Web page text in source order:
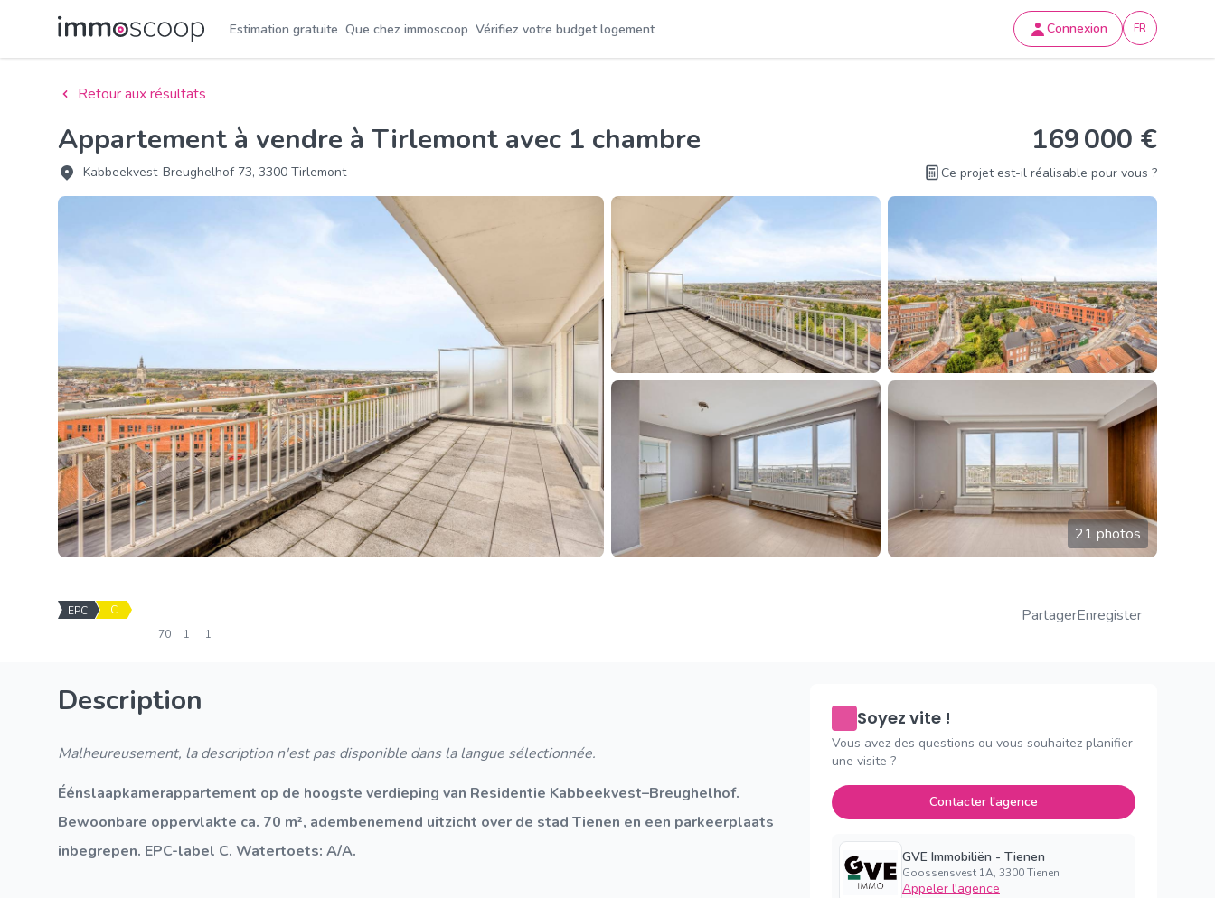
Estimation gratuite Que chez immoscoop Vérifiez votre budget logement Connexion FR
Retour aux résultats
Appartement à vendre à Tirlemont avec 1 chambre
Kabbeekvest-Breughelhof 73, 3300 Tirlemont
169 000 €
Ce projet est-il réalisable pour vous ?
21 photos
EPC C
70 1 1
PartagerEnregister
Description
Malheureusement, la description n'est pas disponible dans la langue sélectionnée.
Éénslaapkamerappartement op de hoogste verdieping van Residentie Kabbeekvest–Breughelhof.
Bewoonbare oppervlakte ca. 70 m², adembenemend uitzicht over de stad Tienen en een parkeerplaats
inbegrepen. EPC-label C. Watertoets: A/A.
Soyez vite !
Vous avez des questions ou vous souhaitez planifier
une visite ?
Contacter l'agence
GVE Immobiliën - Tienen
Goossensvest 1A, 3300 Tienen
Appeler l'agence